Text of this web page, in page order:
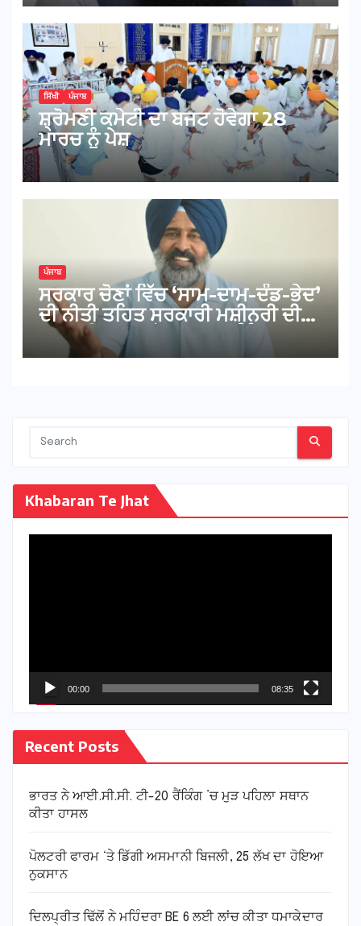
ਸਿੱਖੀ ਪੰਜਾਬ
ਸ਼੍ਰੋਮਣੀ ਕਮੇਟੀ ਦਾ ਬਜਟ ਹੋਵੇਗਾ 28
ਮਾਰਚ ਨੂੰ ਪੇਸ਼
ਪੰਜਾਬ
ਸਰਕਾਰ ਚੋਣਾਂ ਵਿੱਚ ‘ਸਾਮ-ਦਾਮ-ਦੰਡ-ਭੇਦ’
ਦੀ ਨੀਤੀ ਤਹਿਤ ਸਰਕਾਰੀ ਮਸ਼ੀਨਰੀ ਦੀ
ਕਰ ਰਹੀ ਦੁਰਵਰਤੋਂ : ਪਰਗਟ ਸਿੰਘ
Khabaran Te Jhat
00:00 08:35
Recent Posts
ਭਾਰਤ ਨੇ ਆਈ.ਸੀ.ਸੀ. ਟੀ-20 ਰੈਂਕਿੰਗ ’ਚ ਮੁੜ ਪਹਿਲਾ ਸਥਾਨ
ਕੀਤਾ ਹਾਸਲ
ਪੋਲਟਰੀ ਫਾਰਮ ‘ਤੇ ਡਿੱਗੀ ਅਸਮਾਨੀ ਬਿਜਲੀ, 25 ਲੱਖ ਦਾ ਹੋਇਆ
ਨੁਕਸਾਨ
ਦਿਲਪ੍ਰੀਤ ਢਿੱਲੋਂ ਨੇ ਮਹਿੰਦਰਾ BE 6 ਲਈ ਲਾਂਚ ਕੀਤਾ ਧਮਾਕੇਦਾਰ